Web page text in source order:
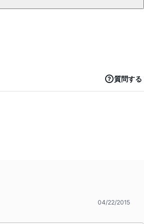
質問する
04/22/2015